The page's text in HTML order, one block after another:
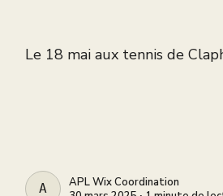
Le 18 mai aux tennis de
APL WIX
APL Wix Coordination